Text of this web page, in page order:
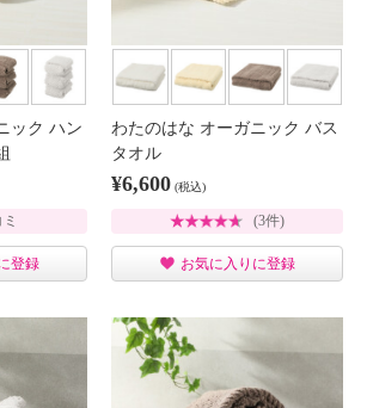
ック ハン
登録
わたのはな オーガニック バス
タオル
¥6,600 (税込)
(3件)
お気に入りに登録